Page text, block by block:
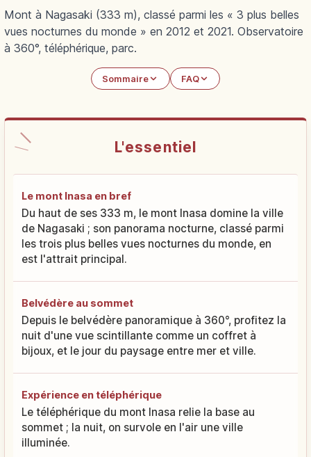
Mont à Nagasaki (333 m), classé parmi les « 3 plus belles
vues nocturnes du monde » en 2012 et 2021. Observatoire
à 360°, téléphérique, parc.
Sommaire FAQ
L'essentiel
Le mont Inasa en bref
Du haut de ses 333 m, le mont Inasa domine la ville
de Nagasaki ; son panorama nocturne, classé parmi
les trois plus belles vues nocturnes du monde, en
est l'attrait principal.
Belvédère au sommet
Depuis le belvédère panoramique à 360°, profitez la
nuit d'une vue scintillante comme un coffret à
bijoux, et le jour du paysage entre mer et ville.
Expérience en téléphérique
Le téléphérique du mont Inasa relie la base au
sommet ; la nuit, on survole en l'air une ville
illuminée.